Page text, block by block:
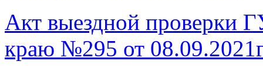
Акт выездной проверки
краю №295 от